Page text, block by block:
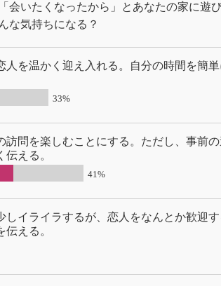
会いたくなったから」とあなたの家に遊
な気持ちになる？
人を温かく迎え入れる。自分の時間を簡単
33%
訪問を楽しむことにする。ただし、事前
える。
41%
しイライラするが、恋人をなんとか歓迎す
える。